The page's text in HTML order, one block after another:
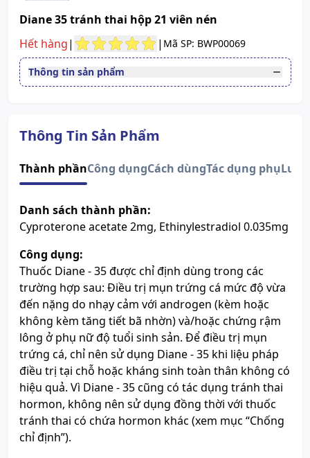
Diane 35 tránh thai hộp 21 viên nén
Hết hàng| | Mã SP: BWP00069
Thông tin sản phẩm
Quy cách
Hộp 1 vỉ x 21 viên
Dạng bào chế
Độ tuổi sử dụng
Phụ nữ
Số đăng ký
Hướng dẫn tra cứu số đăng ký thuốc được cấp phép
Thông Tin Sản Phẩm
Thành phầnCông dụngCách dùngTác dụng phụLưu
Danh sách thành phần:
Cyproterone acetate 2mg, Ethinylestradiol 0.035mg
Công dụng:
Thuốc Diane - 35 được chỉ định dùng trong các
trường hợp sau: Điều trị mụn trứng cá mức độ vừa
đến nặng do nhạy cảm với androgen (kèm hoặc
không kèm tăng tiết bã nhờn) và/hoặc chứng rậm
lông ở phụ nữ độ tuổi sinh sản. Để điều trị mụn
trứng cá, chỉ nên sử dụng Diane - 35 khi liệu pháp
điều trị tại chỗ hoặc kháng sinh toàn thân không có
hiệu quả. Vì Diane - 35 cũng có tác dụng tránh thai
hormon, không nên sử dụng đồng thời với thuốc
tránh thai có chứa hormon khác (xem mục “Chống
chỉ định”).